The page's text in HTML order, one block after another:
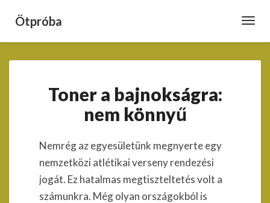
Ötpróba
a
bajnokságra:
nem
Toner a bajnokságra:
nem könnyű
Nemrég az egyesületünk megnyerte egy
nemzetközi atlétikai verseny rendezési
jogát. Ez hatalmas megtiszteltetés volt a
számunkra. Még olyan országokból is